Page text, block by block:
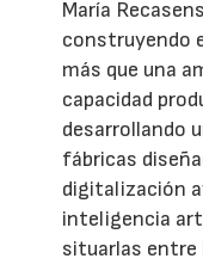
María
construyendo
más que una
capacidad
desarrollando
fábricas
digitalización
inteligencia
situarlas entre